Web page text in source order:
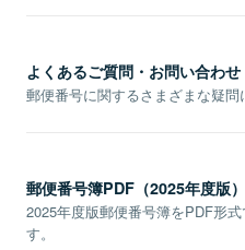
よくあるご質問・お問い合わせ
郵便番号に関するさまざまな疑問
郵便番号簿PDF（2025年度版）
2025年度版郵便番号簿をPDF形
す。